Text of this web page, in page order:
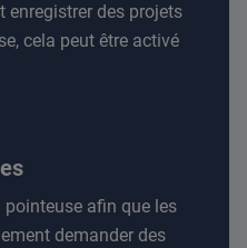
enregistrer des projets
cela peut être activé
afin que les
demander des